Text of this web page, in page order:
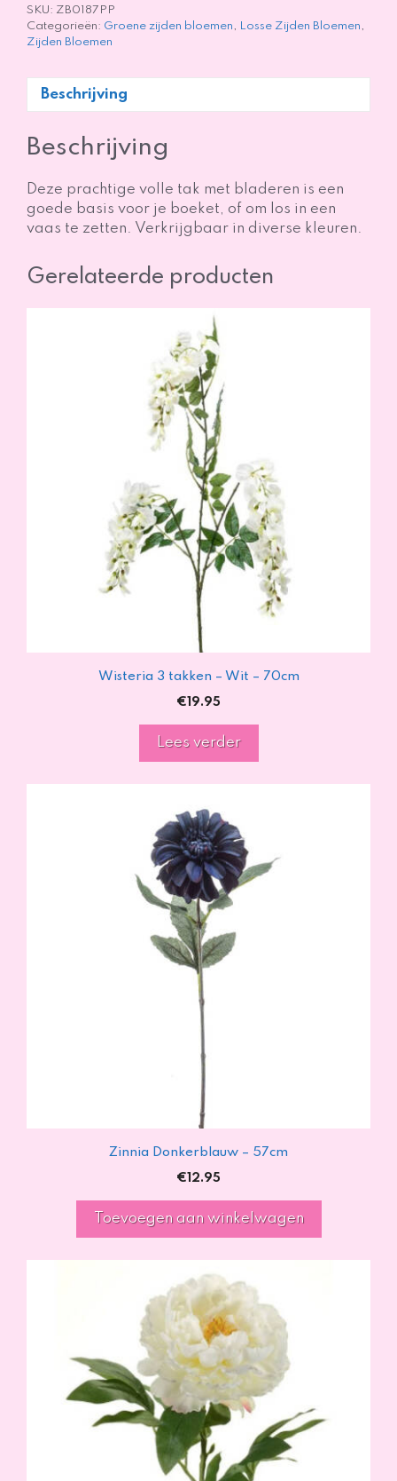
128cm
aantal
SKU: ZB0187PP
Categorieën: Groene zijden bloemen, Losse Zijden Bloemen,
Zijden Bloemen
Beschrijving
Beschrijving
Deze prachtige volle tak met bladeren is een
goede basis voor je boeket, of om los in een
vaas te zetten. Verkrijgbaar in diverse kleuren.
Gerelateerde producten
Wisteria 3 takken – Wit – 70cm
€19.95
Lees verder
Zinnia Donkerblauw – 57cm
€12.95
Toevoegen aan winkelwagen